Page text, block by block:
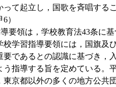
って起立し，国歌を斉唱する
）
要領は，学校教育法43条に
校学習指導要領には，国旗及
要であるとの認識に基づき，
指導する旨を定めている。
京都以外の多くの地方公共